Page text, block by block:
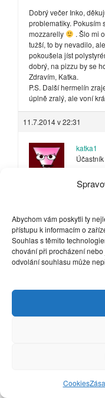
Abychom vám poskytli ty
přístupu k informacím o
Souhlas s těmito
chování při procházení
odvolání souhlasu může
Cookies
Dobrý večer Inko,
problematiky. Pokusím
mozzarelly
. Šlo mi
tužší, to by nevadilo,
pokoušela jíst
dobrý, na pizzu by se
Zdravím, Katka.
P.S. Další hermelín
úplně zralý, ale voní
11.7.2014 v 22:31
katka1
Účastník
zrání.
Byl 2 týdny ve sklepě
to první sýr, který mi
krávu (bude se v září
seženu i kdybych